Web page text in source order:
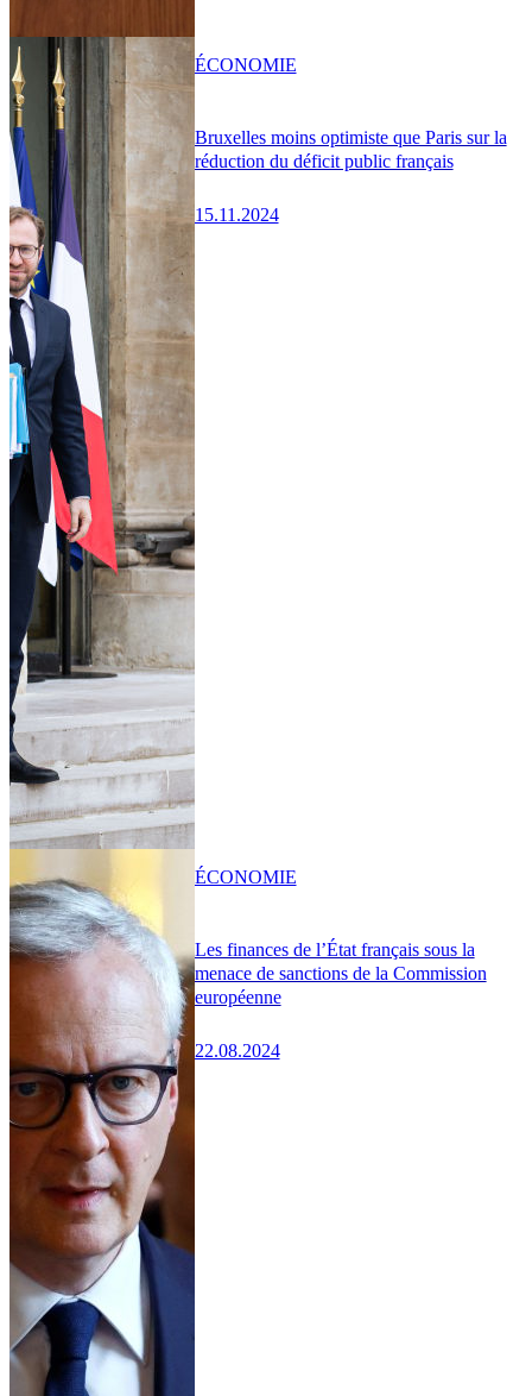
Bruxelles moins optimiste que Paris sur la
réduction du déficit public français
15.11.2024
ÉCONOMIE
Les finances de l’État français sous la
menace de sanctions de la Commission
européenne
22.08.2024
ÉCONOMIE